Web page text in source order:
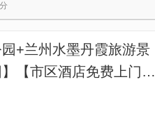
+兰州水墨丹霞旅游景
【市区酒店免费上门接
家，摄影帮手】